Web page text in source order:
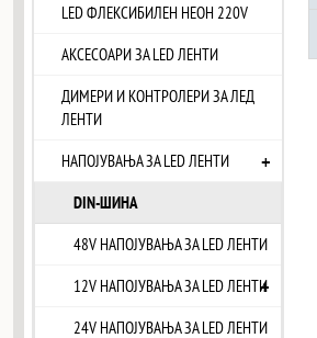
LED ФЛЕКСИБИЛЕН НЕОН 220V
АКСЕСОАРИ ЗА LED ЛЕНТИ
ДИМЕРИ И КОНТРОЛЕРИ ЗА ЛЕД
ЛЕНТИ
НАПОЈУВАЊА ЗА LED ЛЕНТИ
DIN-ШИНА
48V НАПОЈУВАЊА ЗА LED ЛЕНТИ
12V НАПОЈУВАЊА ЗА LED ЛЕНТИ
+
24V НАПОЈУВАЊА ЗА LED ЛЕНТИ
+